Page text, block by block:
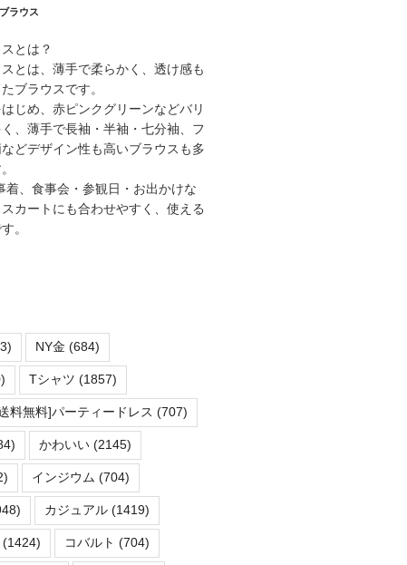
ラウス
とは？
とは、薄手で柔らかく、透け感も
ブラウスです。
じめ、赤ピンクグリーンなどバリ
、薄手で長袖・半袖・七分袖、フ
どデザイン性も高いブラウスも多
着、食事会・参観日・お出かけな
カートにも合わせやすく、使える
。
NY金 (684)
Tシャツ (1857)
料無料]パーティードレス (707)
かわいい(2145)
インジウム (704)
カジュアル(1419)
(1424) コバルト (704)